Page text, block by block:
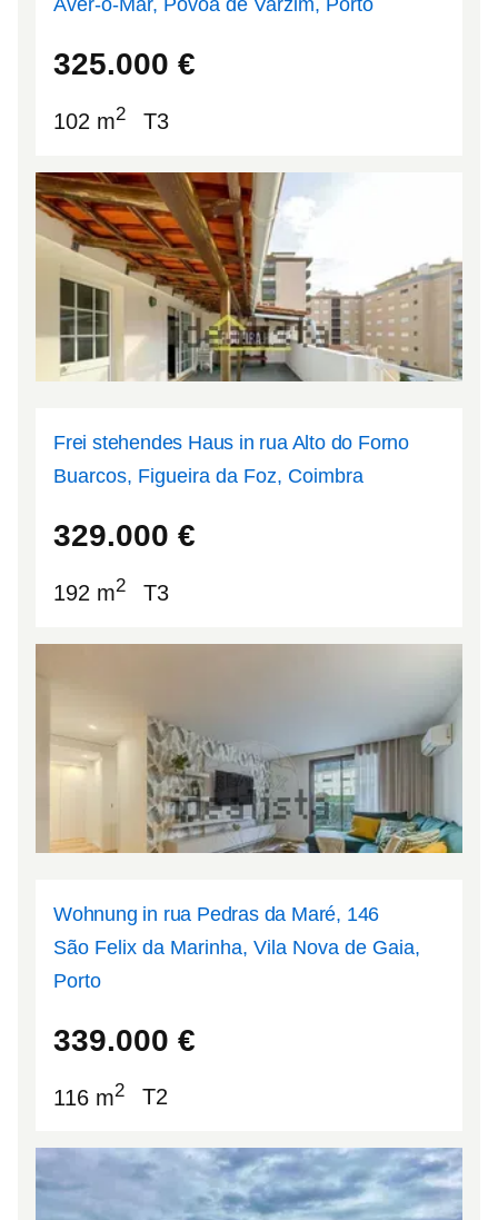
Aver-o-Mar, Póvoa de Varzim, Porto
325.000 €
102 m2 T3
Frei stehendes Haus in rua Alto do Forno
Buarcos, Figueira da Foz, Coimbra
329.000 €
192 m2 T3
Wohnung in rua Pedras da Maré, 146
São Felix da Marinha, Vila Nova de Gaia,
Porto
339.000 €
116 m2 T2